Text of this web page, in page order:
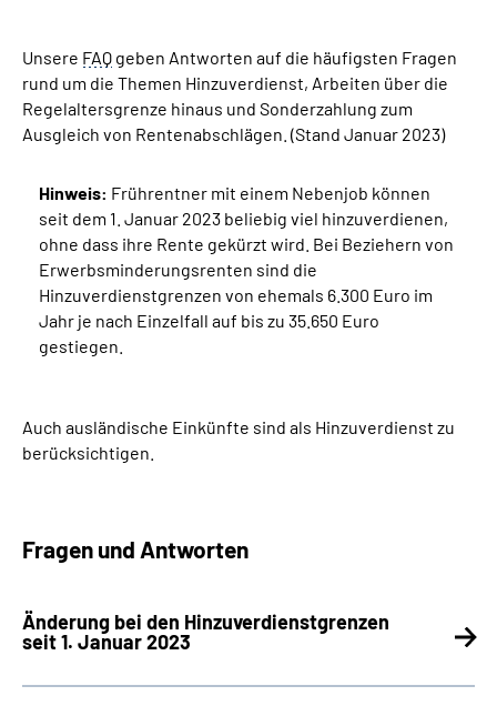
Suche
Language
Leichte Sprache
Mein Kundenportal
Unsere FAQ geben Antworten auf die häufigsten Fragen
rund um die Themen Hinzuverdienst, Arbeiten über die
Regelaltersgrenze hinaus und Sonderzahlung zum
Ausgleich von Rentenabschlägen. (Stand Januar 2023)
Hinweis: Frührentner mit einem Nebenjob können
seit dem 1. Januar 2023 beliebig viel hinzuverdienen,
ohne dass ihre Rente gekürzt wird. Bei Beziehern von
Erwerbsminderungsrenten sind die
Hinzuverdienstgrenzen von ehemals 6.300 Euro im
Jahr je nach Einzelfall auf bis zu 35.650 Euro
gestiegen.
Auch ausländische Einkünfte sind als Hinzuverdienst zu
berücksichtigen.
Fragen und Antworten
Änderung bei den Hinzuverdienstgrenzen
seit 1. Januar 2023